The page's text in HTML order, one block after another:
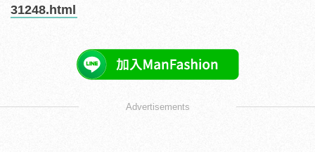
31248.html
Advertisements